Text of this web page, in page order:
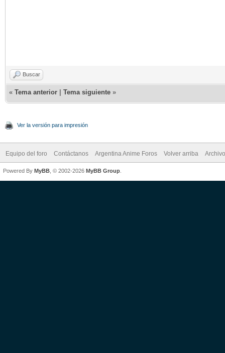
Buscar
« Tema anterior Tema siguiente »
Ver la versión para impresión
Equipo del foro Contáctanos Argentina Anime Foros Volver arriba
Powered By MyBB , © 2002-2026 MyBB Group